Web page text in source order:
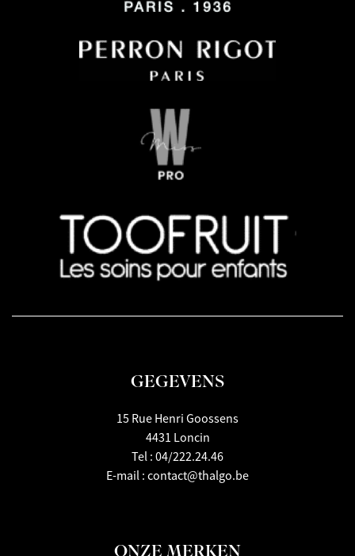
GEGEVENS
15 Rue Henri Goossens
4431 Loncin
Tel : 04/222.24.46
E-mail : contact@thalgo.be
ONZE MERKEN